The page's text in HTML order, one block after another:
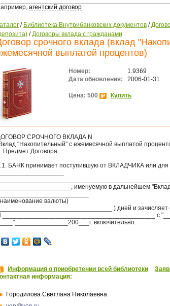
агентский договор
/ Библиотека Внутрибанковских документов /
/Договоры вклада с гражданами
срочного вклада (вклад
выплатой процентов)
Номер:
1.9369
Дата обновления:
2006-01-31
Цена: 500 Купить
СРОЧНОГО ВКЛАДА N
"Накопительный" с ежемесячной выплатой
Предмет Договора
БАНК принимает поступившую от ВКЛАДЧИКА или для
_____________________, именуемую в дальнейшем
валюты)
) дней и
___________________________________________ с
включительно.
Информация о приобретении всей библиотеки
информация:
Городилова Светлана Николаевна